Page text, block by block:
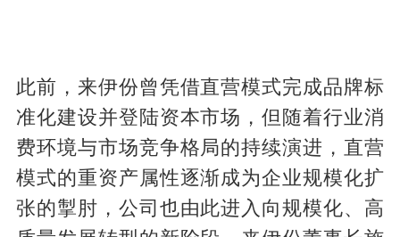
此前，来伊份曾凭借直营模式完成品牌标
准化建设并登陆资本市场，但随着行业消
费环境与市场竞争格局的持续演进，直营
模式的重资产属性逐渐成为企业规模化扩
张的掣肘，公司也由此进入向规模化、高